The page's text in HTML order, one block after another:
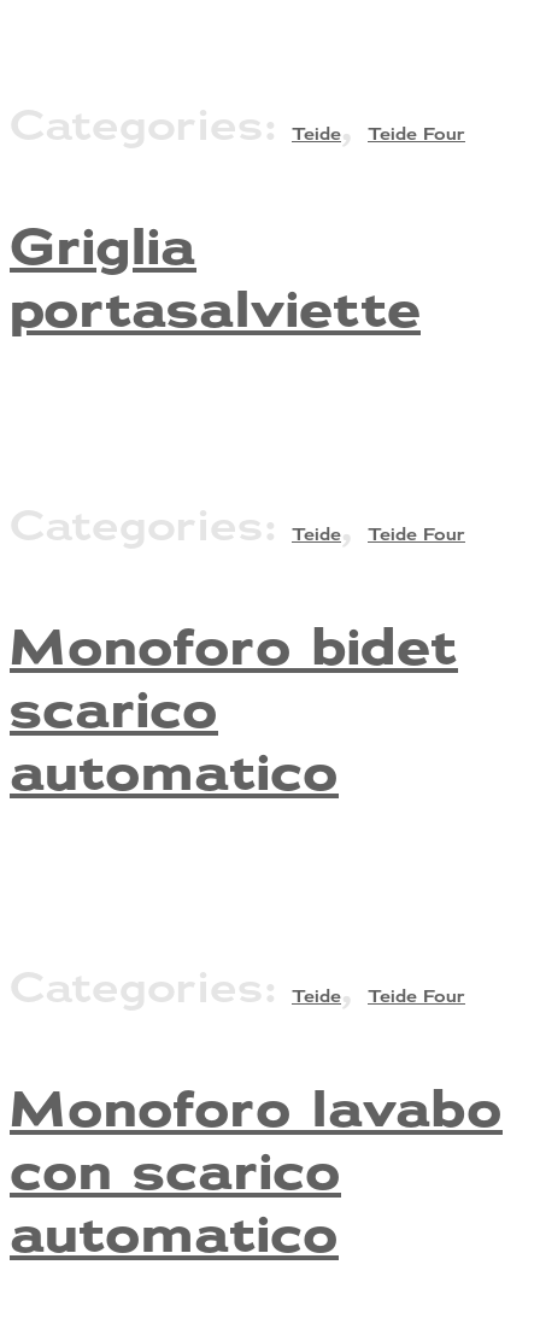
Categories: Teide, Teide Four
Griglia
portasalviette
Categories: Teide, Teide Four
Monoforo bidet
scarico
automatico
Categories: Teide, Teide Four
Monoforo lavabo
con scarico
automatico